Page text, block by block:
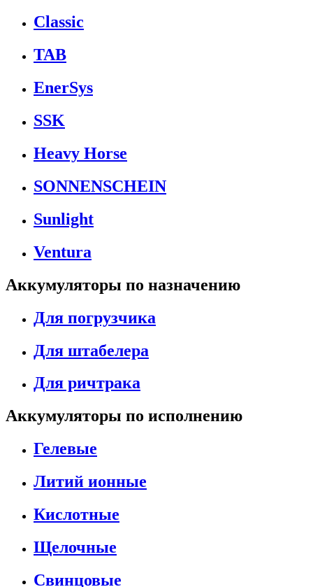
Classic
TAB
EnerSys
SSK
Heavy Horse
SONNENSCHEIN
Sunlight
Ventura
Аккумуляторы по назначению
Для погрузчика
Для штабелера
Для ричтрака
Аккумуляторы по исполнению
Гелевые
Литий ионные
Кислотные
Щелочные
Свинцовые